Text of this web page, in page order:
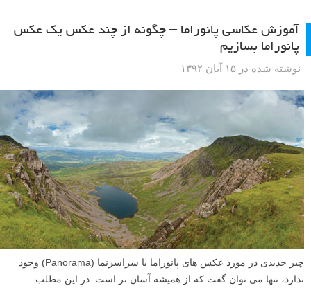
آموزش عکاسی پانوراما – چگونه از چند عکس یک عکس
پانوراما بسازیم
نوشته شده در ۱۵ آبان ۱۳۹۲
چیز جدیدی در مورد عکس های پانوراما یا سراسرنما (Panorama) وجود
ندارد، تنها می توان گفت که از همیشه آسان تر است. در این مطلب